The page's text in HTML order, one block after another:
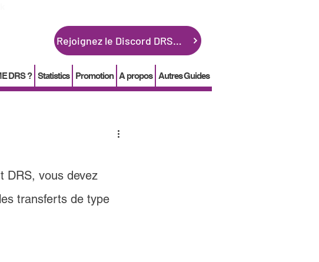
Rejoignez le Discord DRSGME
DRS ? Statistics Promotion A propos Autres Guides
DRS, vous devez
transferts de type